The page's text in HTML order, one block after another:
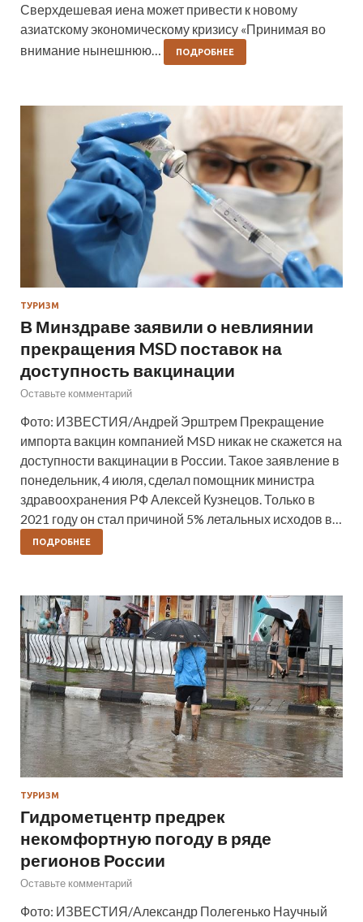
Сверхдешевая иена может привести к новому
азиатскому экономическому кризису «Принимая во
внимание нынешнюю…
ПОДРОБНЕЕ
ТУРИЗМ
В Минздраве заявили о невлиянии
прекращения MSD поставок на
доступность вакцинации
Оставьте комментарий
Фото: ИЗВЕСТИЯ/Андрей Эрштрем Прекращение
импорта вакцин компанией MSD никак не скажется на
доступности вакцинации в России. Такое заявление в
понедельник, 4 июля, сделал помощник министра
здравоохранения РФ Алексей Кузнецов. Только в
2021 году он стал причиной 5% летальных исходов в…
ПОДРОБНЕЕ
ТУРИЗМ
Гидрометцентр предрек
некомфортную погоду в ряде
регионов России
Оставьте комментарий
Фото: ИЗВЕСТИЯ/Александр Полегенько Научный